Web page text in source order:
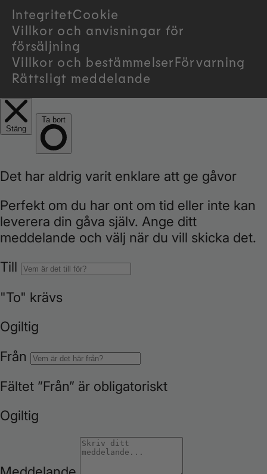
y
/
r
e
g
o
n
IntegritetCookie
Villkor och anvisningar för
försäljning
Villkor och bestämmelserFörvarning
Rättsligt meddelande